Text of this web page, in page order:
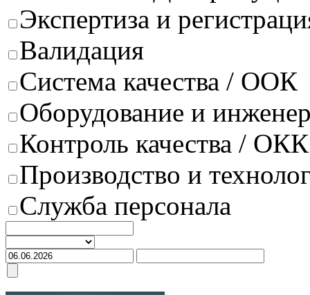
Экспертиза и
Валидация
Система качества / ООК
Оборудование и
Контроль качества / ОКК
Производство и
Служба персонала